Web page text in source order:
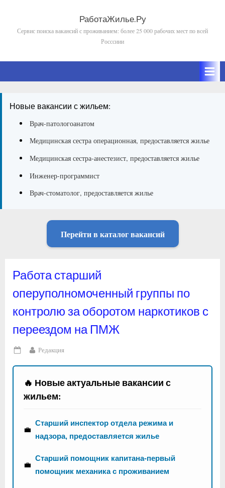
content
РаботаЖилье.Ру
Сервис поиска вакансий с проживанием: более 25 000 рабочих мест по всей
Росссиии
Новые вакансии с жильем:
Врач-патологоанатом
Медицинская сестра операционная, предоставляется жилье
Медицинская сестра-анестезист, предоставляется жилье
Инженер-программист
Врач-стоматолог, предоставляется жилье
Перейти в каталог вакансий
Работа старший
оперуполномоченный группы по
контролю за оборотом наркотиков с
переездом на ПМЖ
Posted
on
By
Редакция
🔥 Новые актуальные вакансии с
жильем:
💼
Старший инспектор отдела режима и
надзора, предоставляется жилье
💼
Старший помощник капитана-первый
помощник механика с проживанием